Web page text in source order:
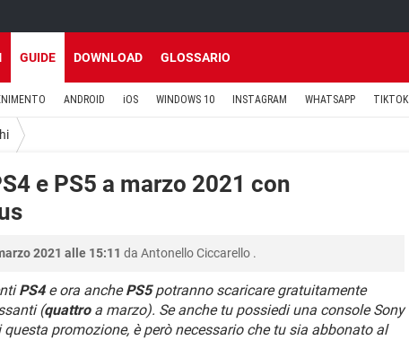
GUIDE DOWNLOAD GLOSSARIO
ANDROID iOS WINDOWS 10 INSTAGRAM WHATSAPP TIKTOK
e PS5 a marzo 2021 con
2021 alle 15:11 da Antonello Ciccarello .
PS4e ora anchePS5potranno scaricare gratuitamente
(quattroa marzo). Se anche tu possiedi una console Sony
promozione, è però necessario che tu sia abbonato al